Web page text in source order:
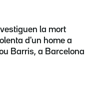
la mort
d'un home a
Barris, a Barcelona